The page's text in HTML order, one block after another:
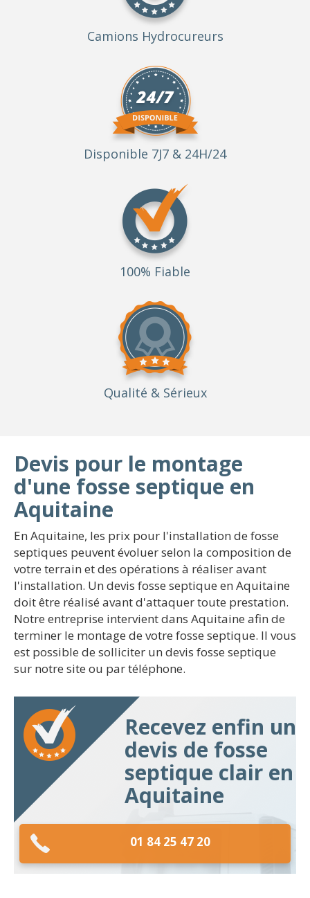
Camions Hydrocureurs
Disponible 7J7 & 24H/24
100% Fiable
Qualité & Sérieux
Devis pour le montage
d'une fosse septique en
Aquitaine
En Aquitaine, les prix pour l'installation de fosse
septiques peuvent évoluer selon la composition de
votre terrain et des opérations à réaliser avant
l'installation. Un devis fosse septique en Aquitaine
doit être réalisé avant d'attaquer toute prestation.
Notre entreprise intervient dans Aquitaine afin de
terminer le montage de votre fosse septique. Il vous
est possible de solliciter un devis fosse septique
sur notre site ou par téléphone.
Recevez enfin un
devis de fosse
septique clair en
Aquitaine
01 84 25 47 20